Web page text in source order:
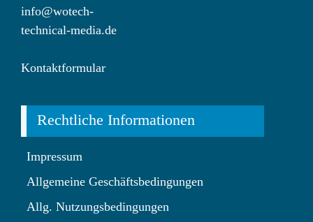
info@wotech-
technical-media.de
Kontaktformular
Rechtliche Informationen
Impressum
Allgemeine Geschäftsbedingungen
Allg. Nutzungsbedingungen